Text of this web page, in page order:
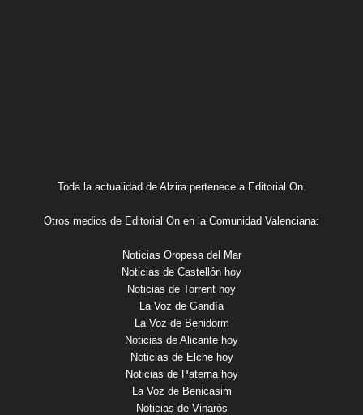
Toda la actualidad de Alzira pertenece a Editorial On.
Otros medios de Editorial On en la Comunidad Valenciana:
Noticias Oropesa del Mar
Noticias de Castellón hoy
Noticias de Torrent hoy
La Voz de Gandía
La Voz de Benidorm
Noticias de Alicante hoy
Noticias de Elche hoy
Noticias de Paterna hoy
La Voz de Benicasim
Noticias de Vinaròs